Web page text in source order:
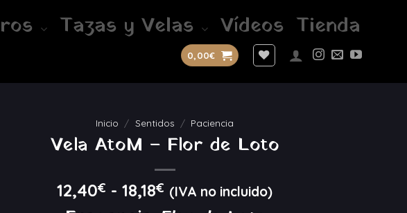
Tazas y Velas Vídeos Tienda
0,00€
Inicio / Sentidos / Paciencia
Vela AtoM – Flor de Loto
12,40€ - 18,18€ Rango
de
(IVA no incluido)